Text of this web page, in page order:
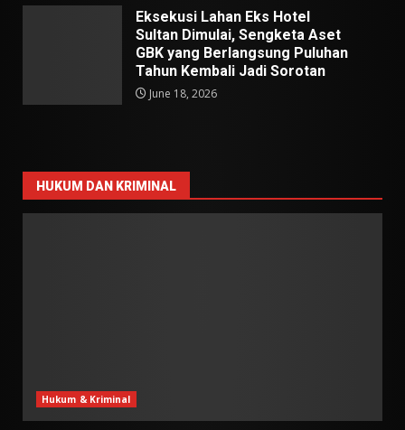
Eksekusi Lahan Eks Hotel
Sultan Dimulai, Sengketa Aset
GBK yang Berlangsung Puluhan
Tahun Kembali Jadi Sorotan
June 18, 2026
HUKUM DAN KRIMINAL
Hukum & Kriminal